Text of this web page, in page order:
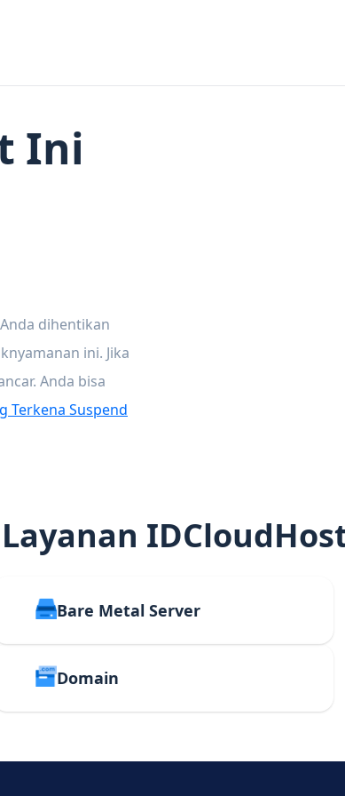
Ini
dihentikan
ini. Jika
Anda bisa
Terkena Suspend
Bare Metal Server
Domain